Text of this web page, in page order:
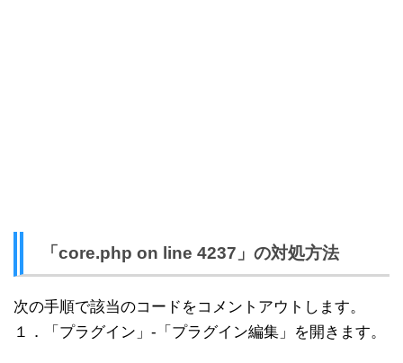
「core.php on line 4237」の対処方法
次の手順で該当のコードをコメントアウトします。
１．「プラグイン」-「プラグイン編集」を開きます。